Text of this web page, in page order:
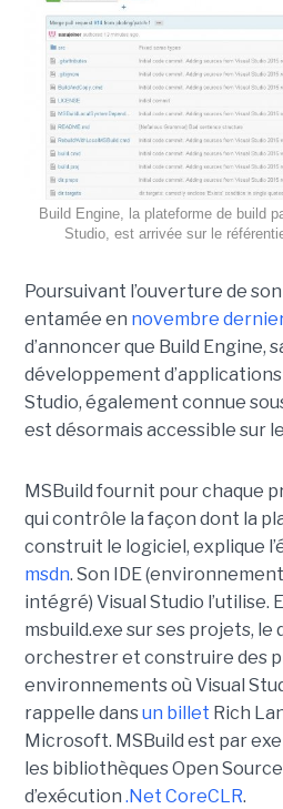
Build Engine, la plateforme de build
Studio, est arrivée sur le
Poursuivant l’ouverture de
entamée en novembre
d’annoncer que Build Engine,
développement
Studio, également connue
est désormais accessible sur
MSBuild fournit pour chaque
qui contrôle la façon dont la
construit le logiciel, explique
msdn. Son IDE
intégré) Visual Studio l’utilise.
msbuild.exe sur ses projets,
orchestrer et construire des
environnements où Visual
rappelle dansun billet Rich
Microsoft. MSBuild est par
les bibliothèques Open
d’exécution .Net CoreCLR.